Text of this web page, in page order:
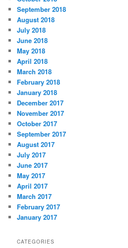
September 2018
August 2018
July 2018
June 2018
May 2018
April 2018
March 2018
February 2018
January 2018
December 2017
November 2017
October 2017
September 2017
August 2017
July 2017
June 2017
May 2017
April 2017
March 2017
February 2017
January 2017
CATEGORIES